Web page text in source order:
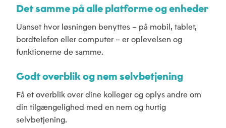
Det samme på alle platforme og enheder
Uanset hvor løsningen benyttes – på mobil, tablet,
bordtelefon eller computer – er oplevelsen og
funktionerne de samme.
Godt overblik og nem selvbetjening
Få et overblik over dine kolleger og oplys andre om
din tilgængelighed med en nem og hurtig
selvbetjening.
Telefonnummer
Vedhæftede filer
Vælg filer...
Jeg accepterer, at Tusass bruger indtastede
oplysninger i henhold til vores